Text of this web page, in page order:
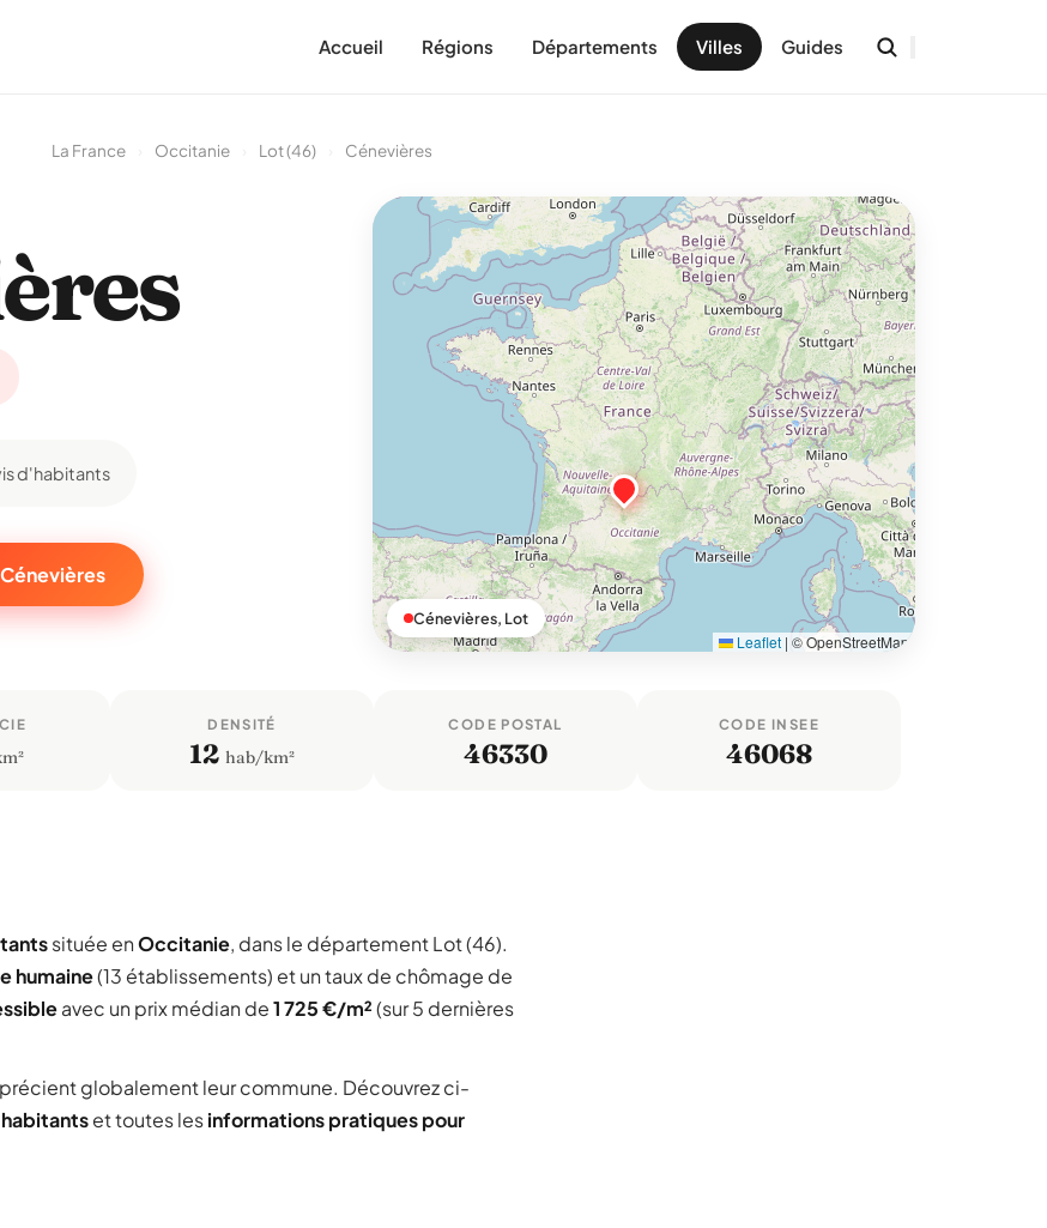
Accueil Régions Départements Villes Guides
La France Occitanie Lot (46) Cénevières
d'habitants
Leaflet | © OpenStreetMap
Cénevières, Lot
DENSITÉ
12 hab/km²
CODE POSTAL
46330
CODE INSEE
46068
située enOccitanie, dans le département Lot (46).
humaine(13 établissements) et un taux de chômage de
avec un prix médian de1 725 €/m²(sur 5 dernières
globalement leur commune. Découvrez ci-
et toutes lesinformations pratiques pour